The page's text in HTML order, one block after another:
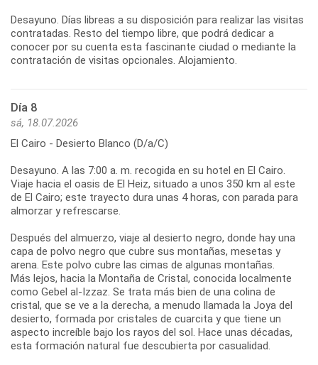
Desayuno. Días libreas a su disposición para realizar las visitas
contratadas. Resto del tiempo libre, que podrá dedicar a
conocer por su cuenta esta fascinante ciudad o mediante la
contratación de visitas opcionales. Alojamiento.
Día 8
sá, 18.07.2026
El Cairo - Desierto Blanco (D/a/C)
Desayuno. A las 7:00 a. m. recogida en su hotel en El Cairo.
Viaje hacia el oasis de El Heiz, situado a unos 350 km al este
de El Cairo; este trayecto dura unas 4 horas, con parada para
almorzar y refrescarse.
Después del almuerzo, viaje al desierto negro, donde hay una
capa de polvo negro que cubre sus montañas, mesetas y
arena. Este polvo cubre las cimas de algunas montañas.
Más lejos, hacia la Montaña de Cristal, conocida localmente
como Gebel al-Izzaz. Se trata más bien de una colina de
cristal, que se ve a la derecha, a menudo llamada la Joya del
desierto, formada por cristales de cuarcita y que tiene un
aspecto increíble bajo los rayos del sol. Hace unas décadas,
esta formación natural fue descubierta por casualidad.